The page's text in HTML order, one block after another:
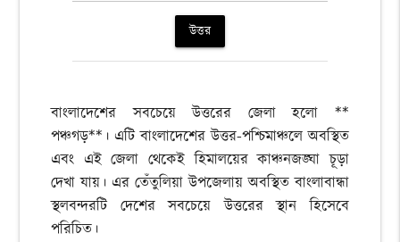
উত্তর
বাংলাদেশের সবচেয়ে উত্তরের জেলা হলো **
পঞ্চগড়**। এটি বাংলাদেশের উত্তর-পশ্চিমাঞ্চলে অবস্থিত
এবং এই জেলা থেকেই হিমালয়ের কাঞ্চনজঙ্ঘা চূড়া
দেখা যায়। এর তেঁতুলিয়া উপজেলায় অবস্থিত বাংলাবান্ধা
স্থলবন্দরটি দেশের সবচেয়ে উত্তরের স্থান হিসেবে
পরিচিত।